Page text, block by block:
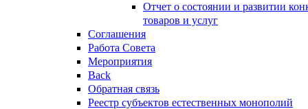
Отчет о состоянии и развитии
товаров и услуг
Соглашения
Работа Совета
Мероприятия
Back
Обратная связь
Реестр субъектов естественных монополий